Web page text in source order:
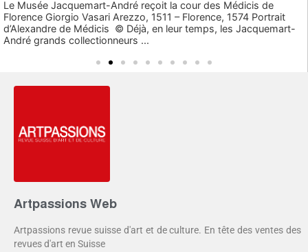
Le Musée Jacquemart-André reçoit la cour des Médicis de
Florence Giorgio Vasari Arezzo, 1511 – Florence, 1574 Portrait
d’Alexandre de Médicis © Déjà, en leur temps, les Jacquemart-
André grands collectionneurs ...
Artpassions Web
Artpassions revue suisse d'art et de culture. En tête des ventes des
revues d'art en Suisse